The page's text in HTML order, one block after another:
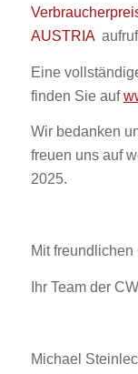
AUSTRIA
Eine
finden Sie auf
Wir bedanken
freuen uns auf
2025.
Mit freundlichen
Ihr Team der
Michael